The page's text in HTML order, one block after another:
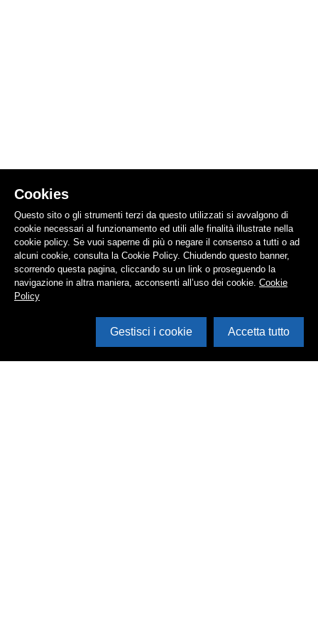
Cookies
Questo sito o gli strumenti terzi da questo utilizzati si avvalgono di
cookie necessari al funzionamento ed utili alle finalità illustrate nella
cookie policy. Se vuoi saperne di più o negare il consenso a tutti o ad
alcuni cookie, consulta la Cookie Policy. Chiudendo questo banner,
scorrendo questa pagina, cliccando su un link o proseguendo la
navigazione in altra maniera, acconsenti all’uso dei cookie. Cookie
Policy
Gestisci i cookie Accetta tutto